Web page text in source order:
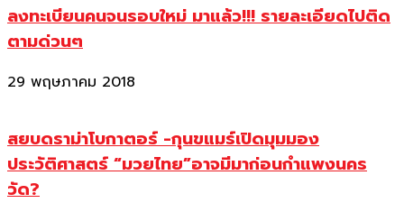
ลงทะเบียนคนจนรอบใหม่ มาแล้ว!!! รายละเอียดไปติด
ตามด่วนๆ
29 พฤษภาคม 2018
สยบดราม่าโบกาตอร์ -กุนขแมร์เปิดมุมมอง
ประวัติศาสตร์ “มวยไทย”อาจมีมาก่อนกำแพงนคร
วัด?